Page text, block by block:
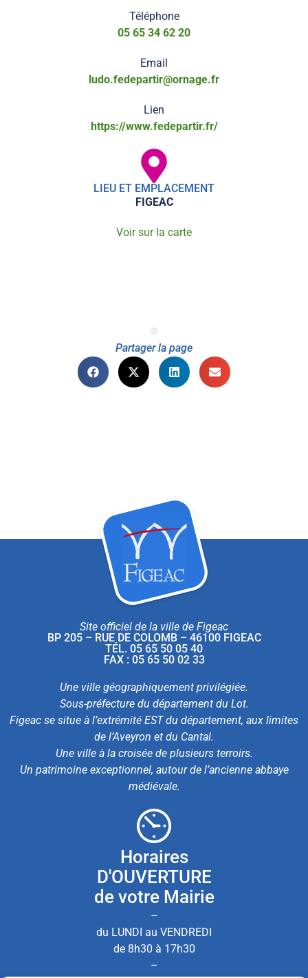
Téléphone
05 65 34 62 20
Email
ludo.fedepartir@ornage.fr
Lien
https://www.fedepartir.fr/
LIEU ET EMPLACEMENT
FIGEAC
Voir sur la carte
Partager la page
Site officiel de la ville de Figeac
BP 205 – RUE DE COLOMB – 46100 FIGEAC
TÉL. 05 65 50 05 40
FAX : 05 65 50 02 33
Une ville géographiquement privilégiée.
Sous-préfecture du département du Lot.
Figeac se situe à l’extrémité EST du département, aux limites
de l’Aveyron et du Cantal.
Une ville à la croisée de plusieurs terroirs.
Un patrimoine exceptionnel, autour de l’ancienne abbaye
médiévale.
Horaires
D'OUVERTURE
de votre Mairie
–
du LUNDI au VENDREDI
de 8h30 à 17h30
–